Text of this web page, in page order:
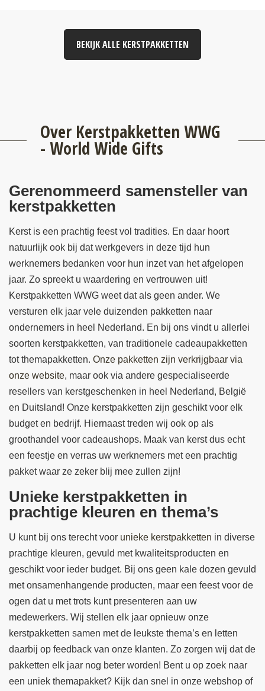
BEKIJK ALLE KERSTPAKKETTEN
Over Kerstpakketten WWG
- World Wide Gifts
Gerenommeerd samensteller van
kerstpakketten
Kerst is een prachtig feest vol tradities. En daar hoort
natuurlijk ook bij dat werkgevers in deze tijd hun
werknemers bedanken voor hun inzet van het afgelopen
jaar. Zo spreekt u waardering en vertrouwen uit!
Kerstpakketten WWG weet dat als geen ander. We
versturen elk jaar vele duizenden pakketten naar
ondernemers in heel Nederland. En bij ons vindt u allerlei
soorten kerstpakketten, van traditionele cadeaupakketten
tot themapakketten. Onze pakketten zijn verkrijgbaar via
onze website, maar ook via andere gespecialiseerde
resellers van kerstgeschenken in heel Nederland, België
en Duitsland! Onze kerstpakketten zijn geschikt voor elk
budget en bedrijf. Hiernaast treden wij ook op als
groothandel voor cadeaushops. Maak van kerst dus echt
een feestje en verras uw werknemers met een prachtig
pakket waar ze zeker blij mee zullen zijn!
Unieke kerstpakketten in
prachtige kleuren en thema’s
U kunt bij ons terecht voor unieke kerstpakketten in diverse
prachtige kleuren, gevuld met kwaliteitsproducten en
geschikt voor ieder budget. Bij ons geen kale dozen gevuld
met onsamenhangende producten, maar een feest voor de
ogen dat u met trots kunt presenteren aan uw
medewerkers. Wij stellen elk jaar opnieuw onze
kerstpakketten samen met de leukste thema’s en letten
daarbij op feedback van onze klanten. Zo zorgen wij dat de
pakketten elk jaar nog beter worden! Bent u op zoek naar
een uniek themapakket? Kijk dan snel in onze webshop of